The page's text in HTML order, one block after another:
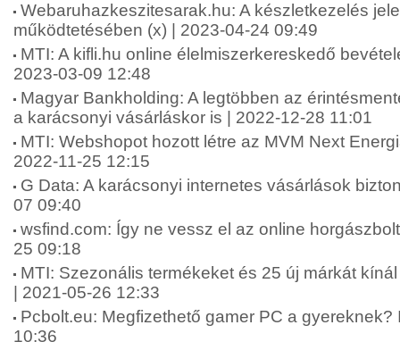
Webaruhazkeszitesarak.hu: A készletkezelés
működtetésében (x) | 2023-04-24 09:49
MTI: A kifli.hu online élelmiszerkereskedő
2023-03-09 12:48
Magyar Bankholding: A legtöbben az
a karácsonyi vásárláskor is | 2022-12-28 11:01
MTI: Webshopot hozott létre az MVM Next
2022-11-25 12:15
G Data: A karácsonyi internetes vásárlások
07 09:40
wsfind.com: Így ne vessz el az online
25 09:18
MTI: Szezonális termékeket és 25 új márkát
| 2021-05-26 12:33
Pcbolt.eu: Megfizethető gamer PC a gyereknek?
10:36